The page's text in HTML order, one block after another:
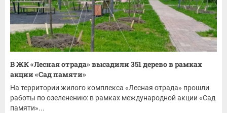
В ЖК «Лесная отрада» высадили 351 дерево в рамках
акции «Сад памяти»
На территории жилого комплекса «Лесная отрада» прошли
работы по озеленению: в рамках международной акции «Сад
памяти»...